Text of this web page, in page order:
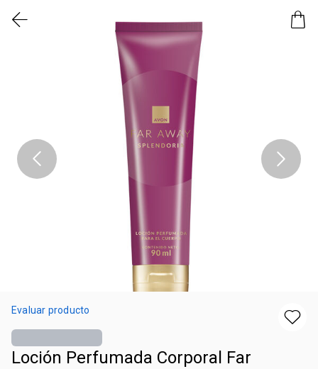
Evaluar producto
Loción Perfumada Corporal Far